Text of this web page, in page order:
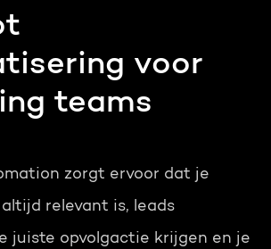
voor
teams
zorgt ervoor dat je
relevant is, leads
juiste opvolgactie krijgen en je